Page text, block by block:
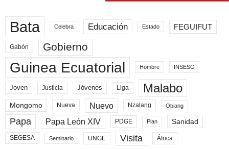
Bata Celebra Educación Estado FEGUIFUT
Gabón Gobierno
Guinea Ecuatorial Hombre INSESO
Joven Justicia Jóvenes Liga Malabo
Mongomo Nueva Nuevo Nzalang Obiang
Papa Papa León XIV PDGE Plan Sanidad
SEGESA Seminario UNGE Visita África